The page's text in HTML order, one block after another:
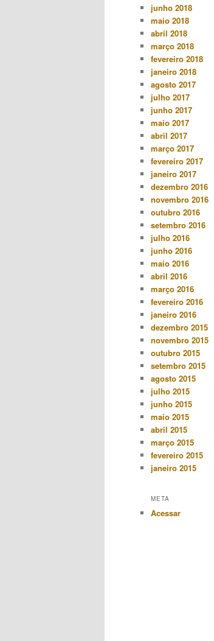
junho 2018
maio 2018
abril 2018
março 2018
fevereiro 2018
janeiro 2018
agosto 2017
julho 2017
junho 2017
maio 2017
abril 2017
março 2017
fevereiro 2017
janeiro 2017
dezembro 2016
novembro 2016
outubro 2016
setembro 2016
julho 2016
junho 2016
maio 2016
abril 2016
março 2016
fevereiro 2016
janeiro 2016
dezembro 2015
novembro 2015
outubro 2015
setembro 2015
agosto 2015
julho 2015
junho 2015
maio 2015
abril 2015
março 2015
fevereiro 2015
janeiro 2015
META
Acessar